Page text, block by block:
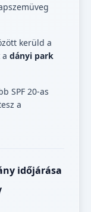
kerüld a
dányi park
SPF 20-as
a
időjárása